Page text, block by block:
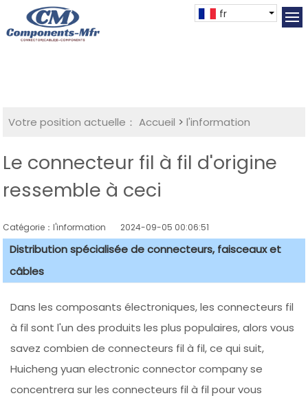
fr
Votre position actuelle： Accueil >l'information
Le connecteur fil à fil d'origine
ressemble à ceci
Catégorie：l'information 2024-09-05 00:06:51
Distribution spécialisée de connecteurs, faisceaux et
câbles
Dans les composants électroniques, les connecteurs fil
à fil sont l'un des produits les plus populaires, alors vous
savez combien de connecteurs fil à fil, ce qui suit,
Huicheng yuan electronic connector company se
concentrera sur les connecteurs fil à fil pour vous